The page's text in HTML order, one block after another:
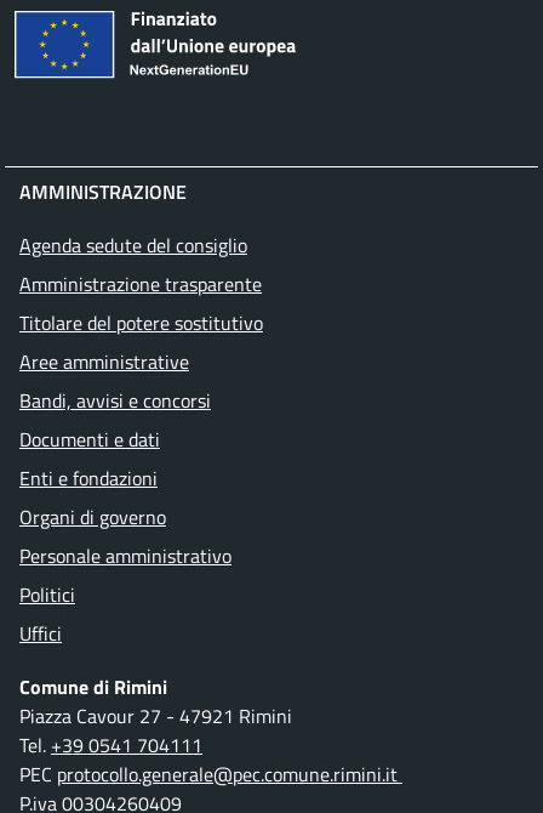
AMMINISTRAZIONE
Agenda sedute del consiglio
Amministrazione trasparente
Titolare del potere sostitutivo
Aree amministrative
Bandi, avvisi e concorsi
Documenti e dati
Enti e fondazioni
Organi di governo
Personale amministrativo
Politici
Uffici
Comune di Rimini
Piazza Cavour 27 - 47921 Rimini
Tel. +39 0541 704111
PEC protocollo.generale@pec.comune.rimini.it
P.iva 00304260409